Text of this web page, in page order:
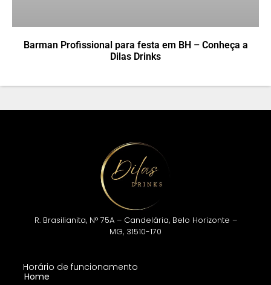
Barman Profissional para festa em BH – Conheça a
Dilas Drinks
R. Brasilianita, N° 75A – Candelária, Belo Horizonte –
MG, 31510-170
Home
Horário de funcionamento
Segunda à sexta